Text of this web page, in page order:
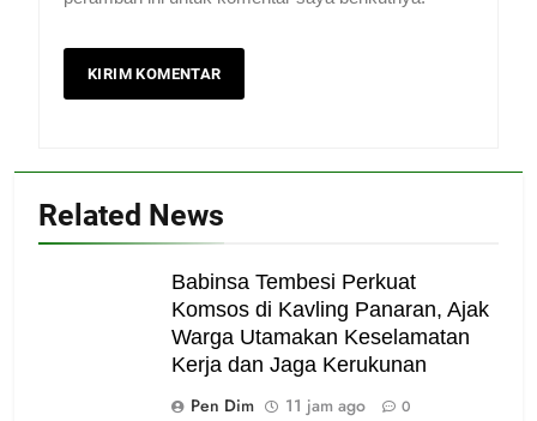
Related News
Babinsa Tembesi Perkuat
Komsos di Kavling Panaran, Ajak
Warga Utamakan Keselamatan
Kerja dan Jaga Kerukunan
Pen Dim
11 jam ago 0